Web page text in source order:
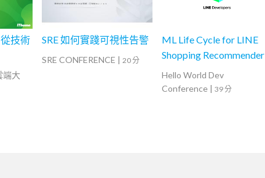
技術
端大
SRE 如何實踐可視性告警
SRE CONFERENCE | 20 分
ML Life Cycle for LINE
Shopping Recommender
Hello World Dev
Conference | 39 分